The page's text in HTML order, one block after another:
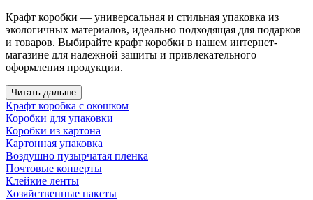
Крафт коробки — универсальная и стильная упаковка из
экологичных материалов, идеально подходящая для подарков
и товаров. Выбирайте крафт коробки в нашем интернет-
магазине для надежной защиты и привлекательного
оформления продукции.
Читать дальше
Крафт коробка с окошком
Коробки для упаковки
Коробки из картона
Картонная упаковка
Воздушно пузырчатая пленка
Почтовые конверты
Клейкие ленты
Хозяйственные пакеты